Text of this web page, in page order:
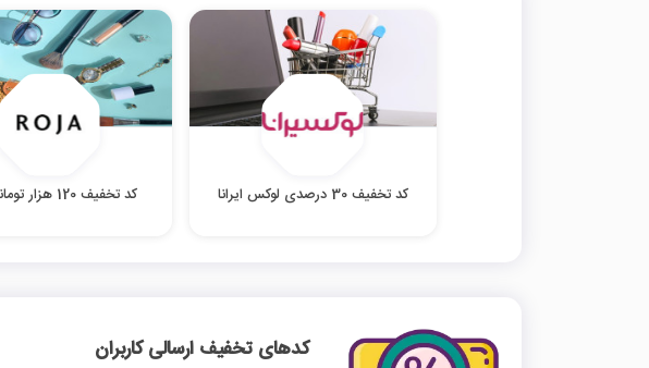
کد تخفیف 30 درصدی لوکس ایرانا کد تخفیف 120 هزار تومانی روژا
کدهای تخفیف ارسالی کاربران